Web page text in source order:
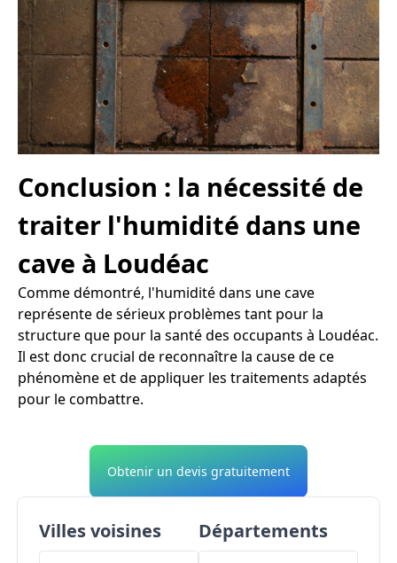
Conclusion : la nécessité de
traiter l'humidité dans une
cave à Loudéac
Comme démontré, l'humidité dans une cave
représente de sérieux problèmes tant pour la
structure que pour la santé des occupants à Loudéac.
Il est donc crucial de reconnaître la cause de ce
phénomène et de appliquer les traitements adaptés
pour le combattre.
Obtenir un devis gratuitement
Villes voisines Départements